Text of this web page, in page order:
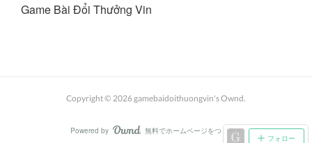
Game Bài Đổi Thưởng Vin
フォロー
Copyright © 2026gamebaidoithuongvin's Ownd.
Powered by AmebaOwnd
無料でホームページをつくろう